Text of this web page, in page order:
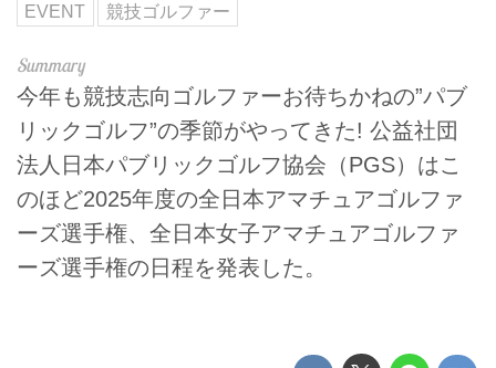
EVENT 競技ゴルファー
今年も競技志向ゴルファーお待ちかねの”パブ
リックゴルフ”の季節がやってきた! 公益社団
法人日本パブリックゴルフ協会（PGS）はこ
のほど2025年度の全日本アマチュアゴルファ
ーズ選手権、全日本女子アマチュアゴルファ
ーズ選手権の日程を発表した。